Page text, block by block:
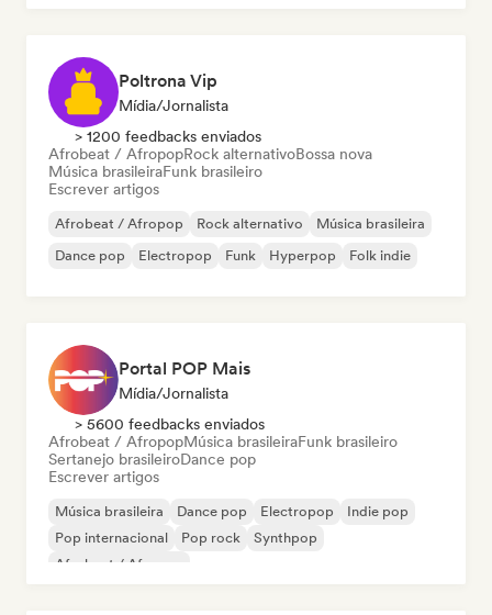
Poltrona Vip
Mídia/Jornalista
> 1200 feedbacks enviados
Afrobeat / AfropopRock alternativoBossa nova
Música brasileiraFunk brasileiro
Escrever artigos
Afrobeat / Afropop Rock alternativo
Música brasileira
Dance pop
Electropop Funk Hyperpop Folk indie
Portal POP Mais
Mídia/Jornalista
> 5600 feedbacks enviados
Afrobeat / AfropopMúsica brasileiraFunk brasileiro
Sertanejo brasileiroDance pop
Escrever artigos
Música brasileira Dance pop Electropop
Indie pop
Pop internacional
Pop rock
Synthpop
Afrobeat / Afropop